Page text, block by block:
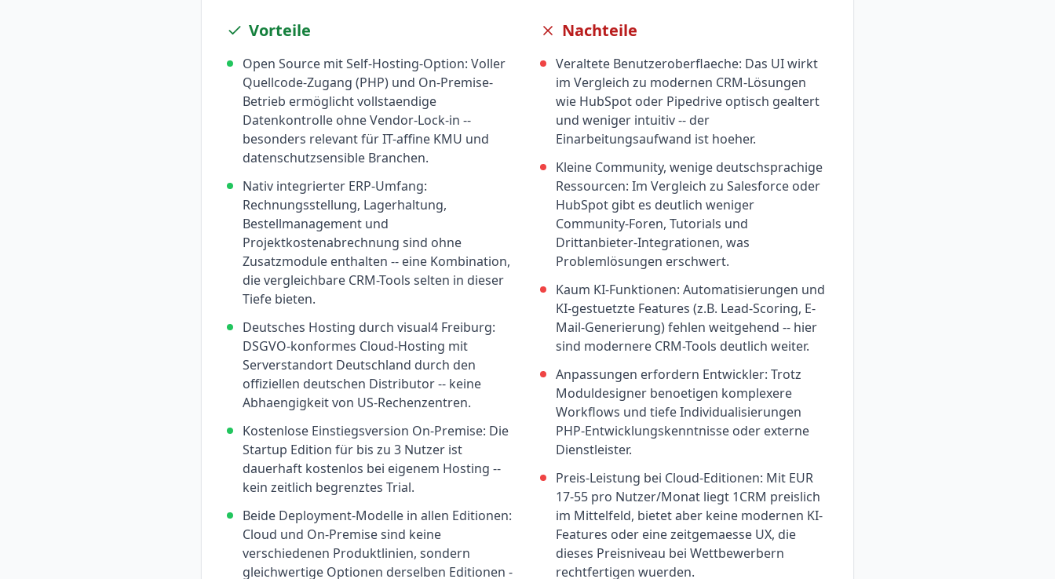
Vorteile
Open Source mit Self-Hosting-Option: Voller
Quellcode-Zugang (PHP) und On-Premise-
Betrieb ermöglicht vollstaendige
Datenkontrolle ohne Vendor-Lock-in --
besonders relevant für IT-affine KMU und
datenschutzsensible Branchen.
Nativ integrierter ERP-Umfang:
Rechnungsstellung, Lagerhaltung,
Bestellmanagement und
Projektkostenabrechnung sind ohne
Zusatzmodule enthalten -- eine Kombination,
die vergleichbare CRM-Tools selten in dieser
Tiefe bieten.
Deutsches Hosting durch visual4 Freiburg:
DSGVO-konformes Cloud-Hosting mit
Serverstandort Deutschland durch den
offiziellen deutschen Distributor -- keine
Abhaengigkeit von US-Rechenzentren.
Kostenlose Einstiegsversion On-Premise: Die
Startup Edition für bis zu 3 Nutzer ist
dauerhaft kostenlos bei eigenem Hosting --
kein zeitlich begrenztes Trial.
Beide Deployment-Modelle in allen Editionen:
Cloud und On-Premise sind keine
verschiedenen Produktlinien, sondern
gleichwertige Optionen derselben Editionen -
Nachteile
Veraltete Benutzeroberflaeche: Das UI wirkt
im Vergleich zu modernen CRM-Lösungen
wie HubSpot oder Pipedrive optisch gealtert
und weniger intuitiv -- der
Einarbeitungsaufwand ist hoeher.
Kleine Community, wenige deutschsprachige
Ressourcen: Im Vergleich zu Salesforce oder
HubSpot gibt es deutlich weniger
Community-Foren, Tutorials und
Drittanbieter-Integrationen, was
Problemlösungen erschwert.
Kaum KI-Funktionen: Automatisierungen und
KI-gestuetzte Features (z.B. Lead-Scoring, E-
Mail-Generierung) fehlen weitgehend -- hier
sind modernere CRM-Tools deutlich weiter.
Anpassungen erfordern Entwickler: Trotz
Moduldesigner benoetigen komplexere
Workflows und tiefe Individualisierungen
PHP-Entwicklungskenntnisse oder externe
Dienstleister.
Preis-Leistung bei Cloud-Editionen: Mit EUR
17-55 pro Nutzer/Monat liegt 1CRM preislich
im Mittelfeld, bietet aber keine modernen KI-
Features oder eine zeitgemaesse UX, die
dieses Preisniveau bei Wettbewerbern
rechtfertigen wuerden.